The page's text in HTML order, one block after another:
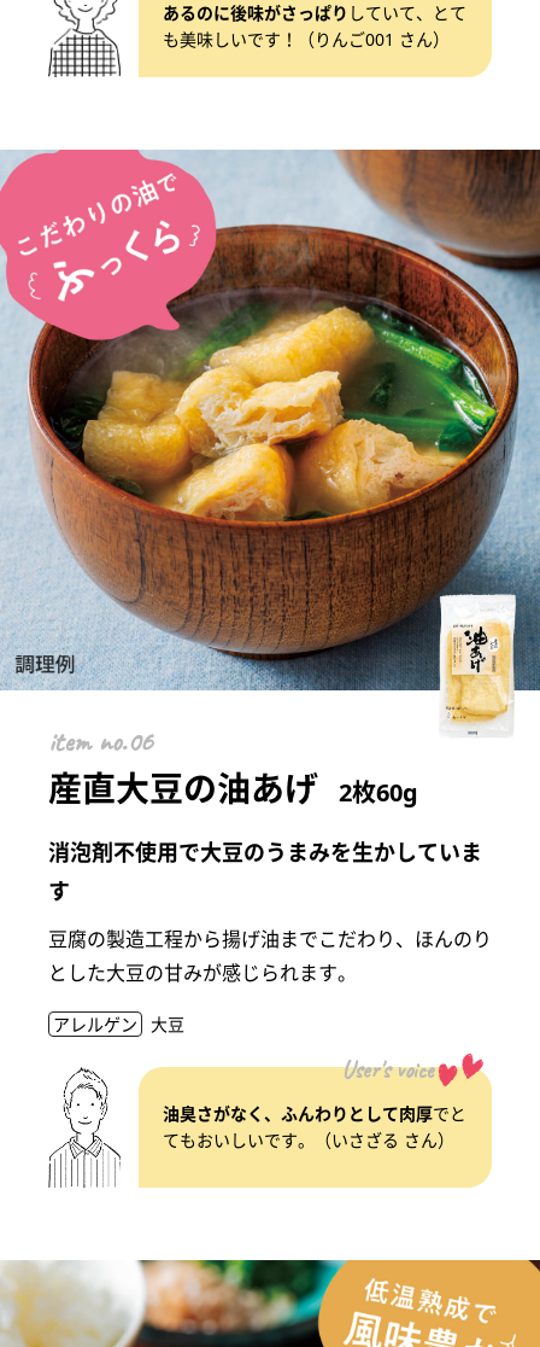
あるのに後味がさっぱり していて、とて
も美味しいです！（りんご001 さん）
item
産直大豆の油あげ 2枚60g
消泡剤不使用で大豆のうまみを生かしていま
す
豆腐の製造工程から揚げ油までこだわり、ほんのり
とした大豆の甘みが感じられます。
アレルゲン 大豆
User's voice
油臭さがなく、ふんわりとして肉厚でと
てもおいしいです。（いさざる さん）